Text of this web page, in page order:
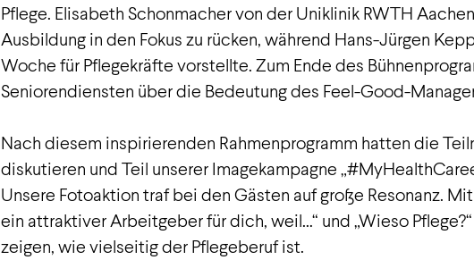
Pflege. Elisabeth Schonmacher von der Uniklinik RWTH
Ausbildung in den Fokus zu rücken, während Hans-Jürgen
Woche für Pflegekräfte vorstellte. Zum Ende des
Seniorendiensten über die Bedeutung des Feel-Good-
Nach diesem inspirierenden Rahmenprogramm hatten die
diskutieren und Teil unserer Imagekampagne
Unsere Fotoaktion traf bei den Gästen auf große Resonanz.
ein attraktiver Arbeitgeber für dich, weil…“ und „Wieso
zeigen, wie vielseitig der Pflegeberuf ist.